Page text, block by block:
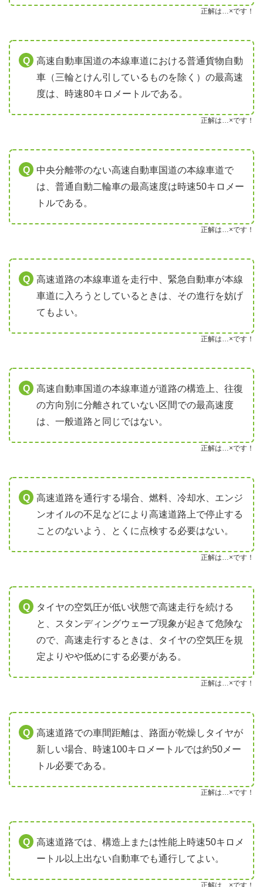
正解は…×です！
高速自動車国道の本線車道における普通貨物自動
車（三輪とけん引しているものを除く）の最高速
度は、時速80キロメートルである。
正解は…×です！
中央分離帯のない高速自動車国道の本線車道で
は、普通自動二輪車の最高速度は時速50キロメー
トルである。
正解は…×です！
高速道路の本線車道を走行中、緊急自動車が本線
車道に入ろうとしているときは、その進行を妨げ
てもよい。
正解は…×です！
高速自動車国道の本線車道が道路の構造上、往復
の方向別に分離されていない区間での最高速度
は、一般道路と同じではない。
正解は…×です！
高速道路を通行する場合、燃料、冷却水、エンジ
ンオイルの不足などにより高速道路上で停止する
ことのないよう、とくに点検する必要はない。
正解は…×です！
タイヤの空気圧が低い状態で高速走行を続ける
と、スタンディングウェーブ現象が起きて危険な
ので、高速走行するときは、タイヤの空気圧を規
定よりやや低めにする必要がある。
正解は…×です！
高速道路での車間距離は、路面が乾燥しタイヤが
新しい場合、時速100キロメートルでは約50メー
トル必要である。
正解は…×です！
高速道路では、構造上または性能上時速50キロメ
ートル以上出ない自動車でも通行してよい。
正解は…×です！